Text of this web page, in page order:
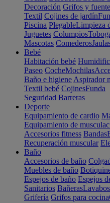
Decoración Grifos y
Textil Cojines de jardín
Piscina PlegableLimpieza
Juguetes Columpios
Mascotas Comederos
Bebé
Habitación bebé
Paseo CocheMochilas
Baño e higiene Aspirador
Textil bebé CojinesFunda
Seguridad Barreras
Deporte
Equipamiento de cardio
Equipamiento de
Accesorios fitness Bandas
Recuperación muscular
Baño
Accesorios de baño
Muebles de baño
Espejos de baño Espejos
Sanitarios BañerasLavabos
Grifería Grifos para cocina